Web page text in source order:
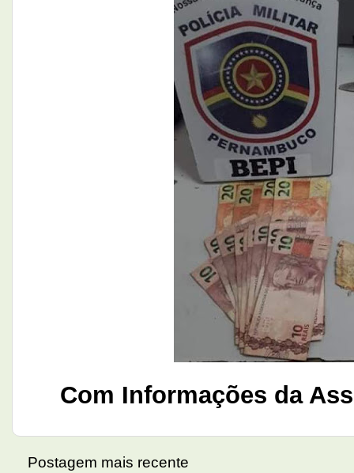
Com Informações da
Postagem mais recente